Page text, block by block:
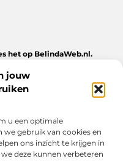
jouw
u een optimale
gebruik van cookies en
ons inzicht te krijgen in
deze kunnen verbeteren
het op BelindaWeb.nl.
heeft.